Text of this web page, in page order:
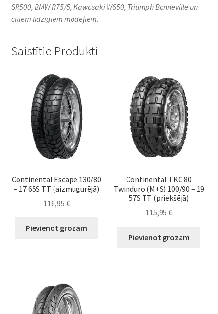
SR500, BMW R75/5, Kawasaki W650, Triumph Bonneville un
citiem līdzīgiem modeļiem.
Saistītie Produkti
Continental Escape 130/80
– 17 65S TT (aizmugurējā)
116,95 €
Pievienot grozam
Continental TKC 80
Twinduro (M+S) 100/90 – 19
57S TT (priekšējā)
115,95€
Pievienot grozam